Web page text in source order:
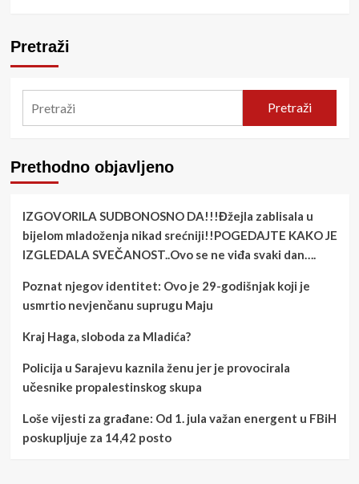
Pretraži
Pretraži
Prethodno objavljeno
IZGOVORILA SUDBONOSNO DA!!!Đžejla zablisala u
bijelom mladoženja nikad srećniji!!POGEDAJTE KAKO JE
IZGLEDALA SVEČANOST..Ovo se ne viđa svaki dan….
Poznat njegov identitet: Ovo je 29-godišnjak koji je
usmrtio nevjenčanu suprugu Maju
Kraj Haga, sloboda za Mladića?
Policija u Sarajevu kaznila ženu jer je provocirala
učesnike propalestinskog skupa
Loše vijesti za građane: Od 1. jula važan energent u FBiH
poskupljuje za 14,42 posto